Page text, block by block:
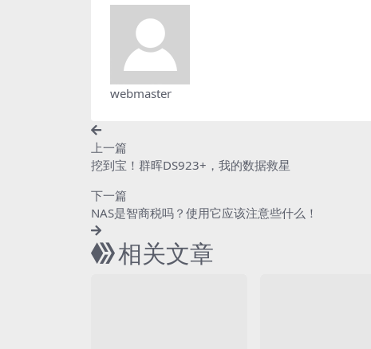
webmaster
上一篇
挖到宝！群晖DS923+，我的数据救星
下一篇
NAS是智商税吗？使用它应该注意些什么！
相关文章